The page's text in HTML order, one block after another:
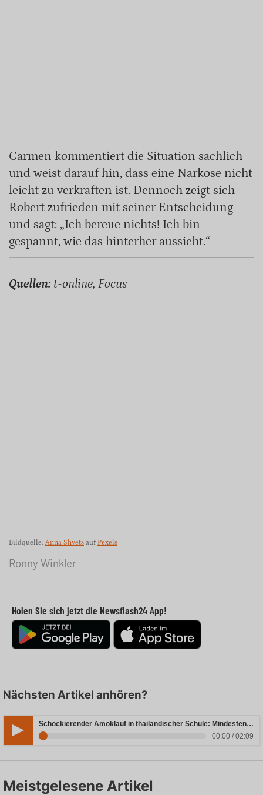
Carmen kommentiert die Situation sachlich
und weist darauf hin, dass eine Narkose nicht
leicht zu verkraften ist. Dennoch zeigt sich
Robert zufrieden mit seiner Entscheidung
und sagt: „Ich bereue nichts! Ich bin
gespannt, wie das hinterher aussieht.“
Quellen: t-online, Focus
Bildquelle: Anna Shvets auf Pexels
Ronny Winkler
Holen Sie sich jetzt die Newsflash24 App!
Nächsten Artikel anhören?
Schockierender Amoklauf in thailändischer Schule: Mindestens sieben Todesfälle zu beklagen
00:00 / 02:09
Meistgelesene Artikel